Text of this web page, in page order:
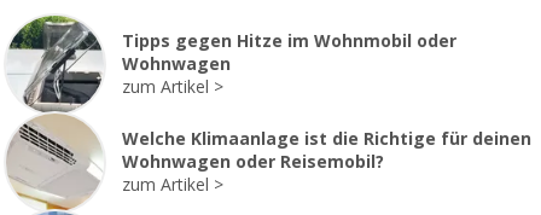
Tipps gegen Hitze im Wohnmobil oder
Wohnwagen
zum Artikel
Welche Klimaanlage ist die Richtige für deinen
Wohnwagen oder Reisemobil?
zum Artikel